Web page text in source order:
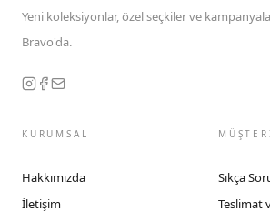
Yeni koleksiyonlar, özel seçkiler ve
Bravo'da.
KURUMSAL
Hakkımızda
İletişim
Sıkça
Teslimat